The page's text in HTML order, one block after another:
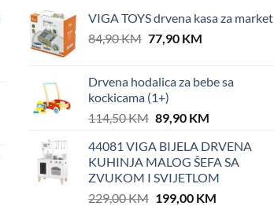
VIGA TOYS drvena kasa za market
84,90KM Original
84,90 KM.
77,90 KMCurrent
77,90 KM.
Drvena hodalica za bebe sa
kockicama (1+)
114,50KM Original
was:
114,50 KM.
89,90 KMCurrent
is:
89,90 KM.
44081 VIGA BIJELA DRVENA
KUHINJA MALOG ŠEFA SA
ZVUKOM I SVIJETLOM
229,00KM Original
199,00 KMCurrent